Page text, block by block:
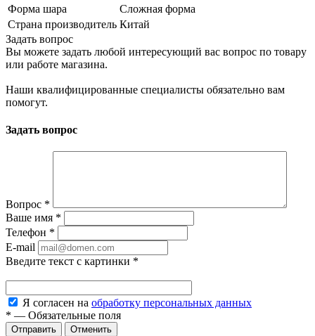
Форма шара
Сложная форма
Страна производитель Китай
Задать вопрос
Вы можете задать любой интересующий вас вопрос по товару
или работе магазина.
Наши квалифицированные специалисты обязательно вам
помогут.
Задать вопрос
Вопрос *
Ваше имя *
Телефон *
E-mail
Введите текст с картинки *
Я согласен на обработку персональных данных
* — Обязательные поля
Отменить